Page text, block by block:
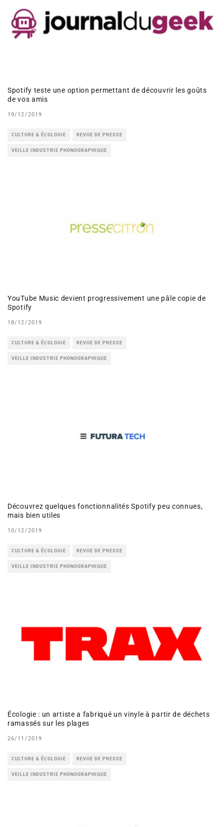
Spotify teste une option permettant de découvrir les goûts
de vos amis
19/12/2019
CULTURE & ÉCOLOGIE REVUE DE PRESSE
VEILLE INDUSTRIE PHONOGRAPHIQUE
YouTube Music devient progressivement une pâle copie de
Spotify
18/12/2019
CULTURE & ÉCOLOGIE REVUE DE PRESSE
VEILLE INDUSTRIE PHONOGRAPHIQUE
Découvrez quelques fonctionnalités Spotify peu connues,
mais bien utiles
10/12/2019
CULTURE & ÉCOLOGIE REVUE DE PRESSE
VEILLE INDUSTRIE PHONOGRAPHIQUE
Écologie : un artiste a fabriqué un vinyle à partir de déchets
ramassés sur les plages
26/11/2019
CULTURE & ÉCOLOGIE REVUE DE PRESSE
VEILLE INDUSTRIE PHONOGRAPHIQUE